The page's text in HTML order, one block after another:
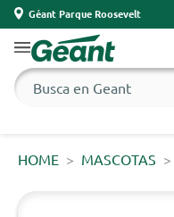
Géant Parque Roosevelt
HOME MASCOTAS